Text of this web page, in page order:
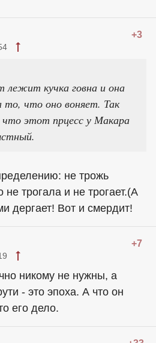
+3
лежит кучка говна и она
то, что оно воняет. Так
этот прцесс у Макара
не трожь
не трогала и не трогает.(А
дергает! Вот и смердит!
+7
никому не нужны, а
- это эпоха. А что он
его дело.